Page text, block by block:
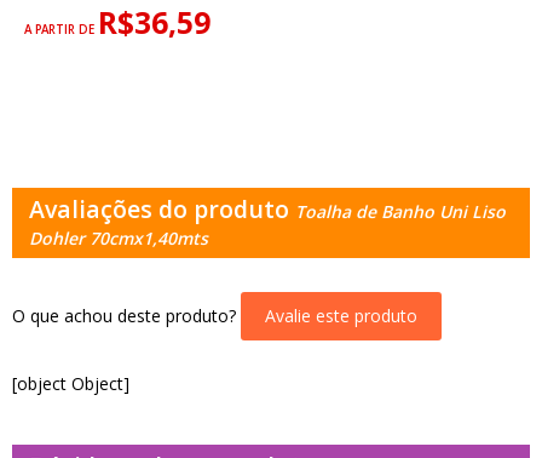
A PARTIR DE R$36,59
Avaliações do produto Toalha de Banho Uni Liso
Dohler 70cmx1,40mts
O que achou deste produto? Avalie este produto
[object Object]